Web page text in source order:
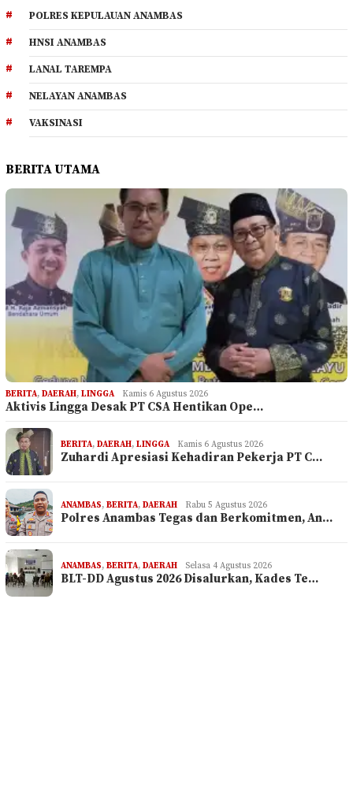
POLRES KEPULAUAN ANAMBAS
HNSI ANAMBAS
LANAL TAREMPA
NELAYAN ANAMBAS
VAKSINASI
BERITA UTAMA
BERITA, DAERAH, LINGGA Kamis 6 Agustus 2026
Aktivis Lingga Desak PT CSA Hentikan Ope…
BERITA, DAERAH, LINGGA Kamis 6 Agustus 2026
Zuhardi Apresiasi Kehadiran Pekerja PT C…
ANAMBAS, BERITA, DAERAH Rabu 5 Agustus 2026
Polres Anambas Tegas dan Berkomitmen, An…
ANAMBAS, BERITA, DAERAH Selasa 4 Agustus 2026
BLT-DD Agustus 2026 Disalurkan, Kades Te…